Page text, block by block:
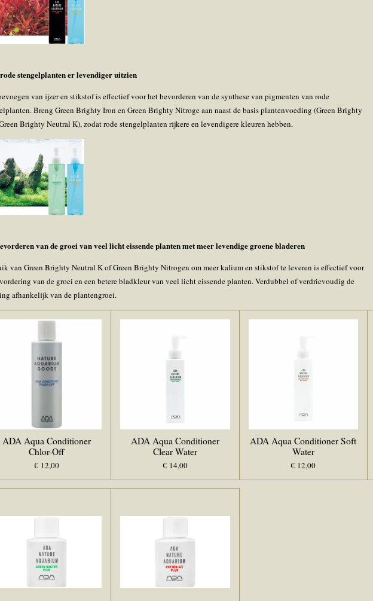
stengelplanten er levendiger uitzien
van ijzer en stikstof is effectief voor het bevorderen van de synthese van pigmenten van rode
Breng Green Brighty Iron en Green Brighty Nitroge aan naast de basis plantenvoeding (Green Brighty
Brighty Neutral K), zodat rode stengelplanten rijkere en levendigere kleuren hebben.
van de groei van veel licht eissende planten met meer levendige groene bladeren
van Green Brighty Neutral K of Green Brighty Nitrogen om meer kalium en stikstof te leveren is effectief voor
van de groei en een betere bladkleur van veel licht eissende planten. Verdubbel of verdrievoudig de
afhankelijk van de plantengroei.
ADA Aqua Conditioner
Chlor-Off
€ 12,00
ADA Aqua Conditioner
Clear Water
€ 14,00
ADA Aqua Conditioner Soft
Water
€ 12,00